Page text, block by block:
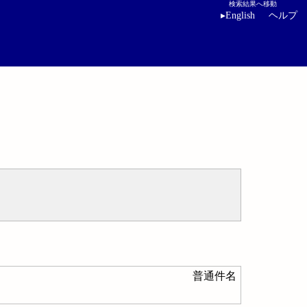
検索結果へ移動
▸English ヘルプ
普通件名